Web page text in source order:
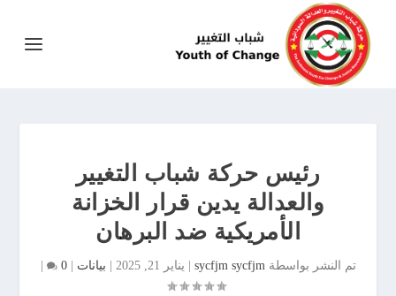
رئيس حركة شباب التغيير
والعدالة يدين قرار الخزانة
الأمريكية ضد البرهان
تم النشر بواسطةsycfjm sycfjm يناير 21, 2025 بيانات |
0